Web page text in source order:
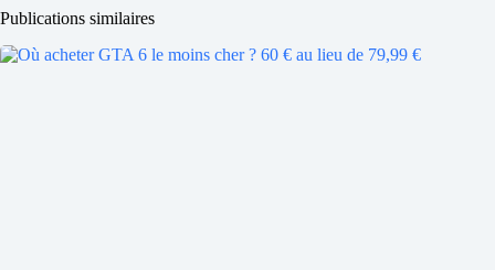
Publications similaires